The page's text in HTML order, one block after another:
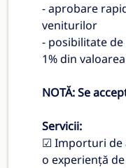
- aprobare
veniturilor
- posibilitate
1% din
NOTĂ: Se
Servicii:
☑ Importuri de
o experiență